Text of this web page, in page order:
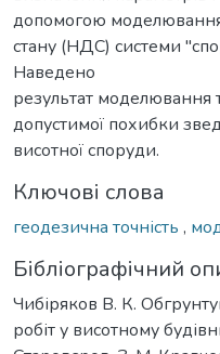
допомогою
стану (НДС) системи
Наведено
результат
допустимої похибки
висотної споруди.
Ключові слова
геодезична точність ,
Бібліографічний
Чибіряков В. К.
робіт у висотному